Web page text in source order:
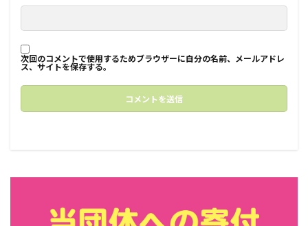
次回のコメントで使用するためブラウザーに自分の名前、メールアドレ
ス、サイトを保存する。